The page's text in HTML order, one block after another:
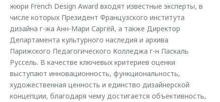
жюри French Design Award входят известные эксперты, в
числе которых Президент Французского института
дизайна г-жа Анн-Мари Саргёй, а также Директор
Департамента культурного наследия и архива
Парижского Педагогического Колледжа г-н Паскаль
Руссель. В качестве ключевых критериев оценки
выступают инновационность, функциональность,
художественная ценность и единство дизайнерской
концепции, благодаря чему достигается объективность,